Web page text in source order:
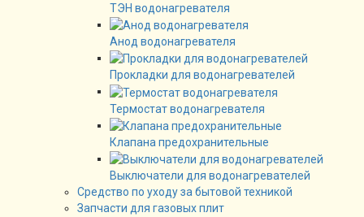
ТЭН водонагревателя
Анод водонагревателя
Прокладки для водонагревателей
Термостат водонагревателя
Клапана предохранительные
Выключатели для водонагревателей
Средство по уходу за бытовой техникой
Запчасти для газовых плит